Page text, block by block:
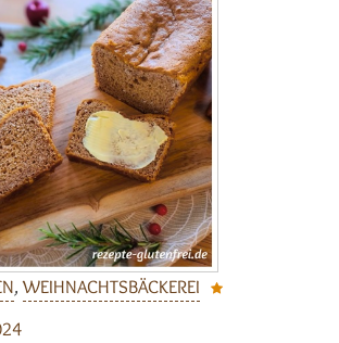
,WEIHNACHTSBÄCKEREI